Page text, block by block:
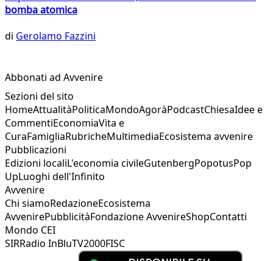
bomba atomica
di Gerolamo Fazzini
Abbonati ad Avvenire
Sezioni del sito
HomeAttualitàPoliticaMondoAgoràPodcastChiesaIdee e
CommentiEconomiaVita e
CuraFamigliaRubricheMultimediaEcosistema avvenire
Pubblicazioni
Edizioni localiL'economia civileGutenbergPopotusPop
UpLuoghi dell'Infinito
Avvenire
Chi siamoRedazioneEcosistema
AvvenirePubblicitàFondazione AvvenireShopContatti
Mondo CEI
SIRRadio InBluTV2000FISC